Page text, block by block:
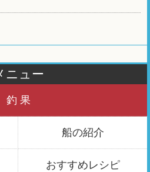
ニュー
釣 果
船の紹介
おすすめレシピ